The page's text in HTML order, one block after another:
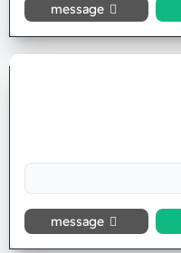
message
message